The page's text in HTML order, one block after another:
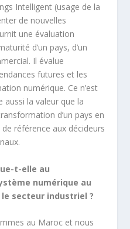
Intelligent (usage de la
de nouvelles
une évaluation
d’un pays, d’un
Il évalue
futures et les
numérique. Ce n’est
la valeur que la
d’un pays en
référence aux décideurs
t-elle au
numérique au
secteur industriel ?
au Maroc et nous